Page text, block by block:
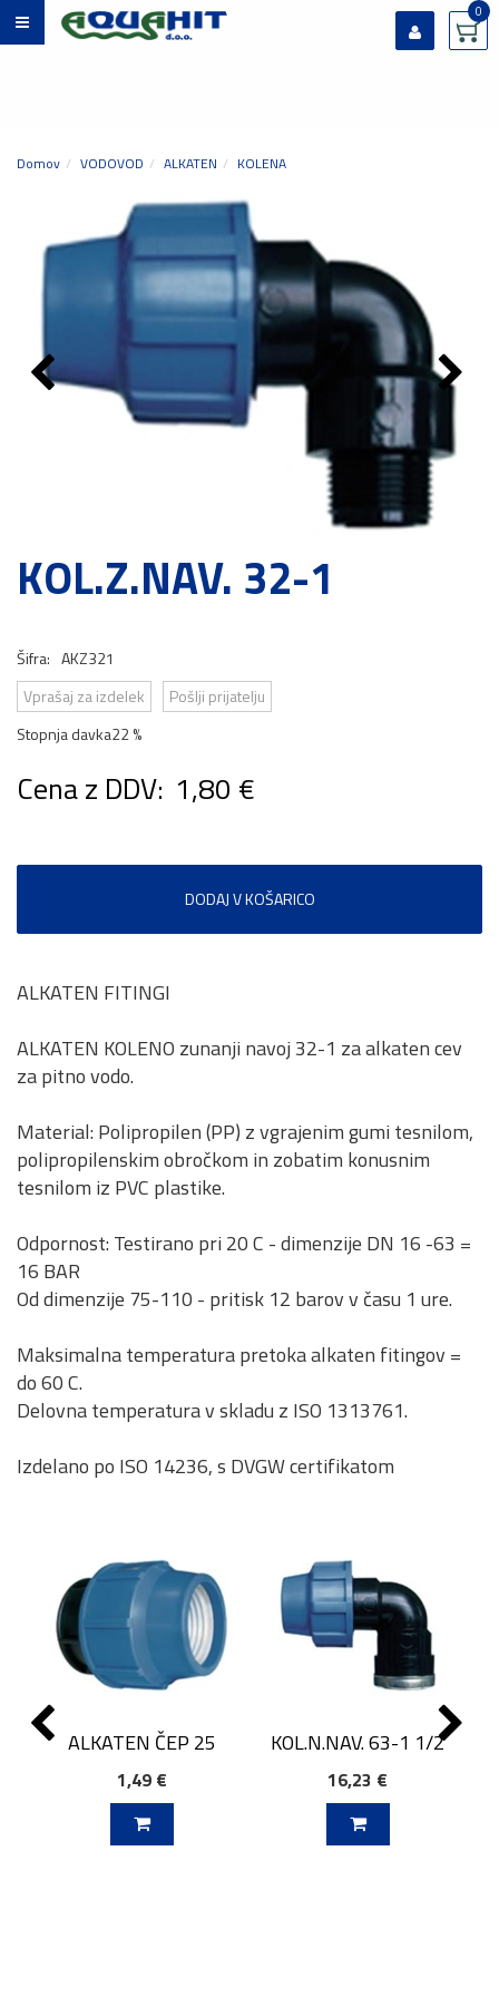
0
Domov VODOVOD ALKATEN KOLENA
KOL.Z.NAV. 32-1
Šifra: AKZ321
Vprašaj za izdelek
Pošlji prijatelju
Stopnja davka22 %
Cena z DDV: 1,80 €
DODAJ V KOŠARICO
ALKATEN FITINGI
ALKATEN KOLENO zunanji navoj 32-1 za alkaten cev
za pitno vodo.
Material: Polipropilen (PP) z vgrajenim gumi tesnilom,
polipropilenskim obročkom in zobatim konusnim
tesnilom iz PVC plastike.
Odpornost: Testirano pri 20 C - dimenzije DN 16 -63 =
16 BAR
Od dimenzije 75-110 - pritisk 12 barov v času 1 ure.
Maksimalna temperatura pretoka alkaten fitingov =
do 60 C.
Delovna temperatura v skladu z ISO 1313761.
Izdelano po ISO 14236, s DVGW certifikatom
ALKATEN ČEP 25
1,49 €
KOL.N.NAV. 63-1 1/2
16,23 €